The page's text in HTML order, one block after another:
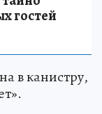
гостей
в канистру,